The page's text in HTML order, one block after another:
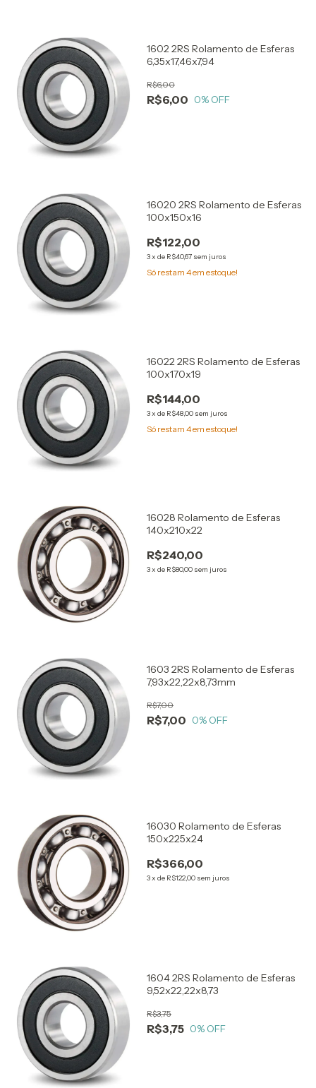
1602 2RS Rolamento de Esferas
6,35x17,46x7,94
R$6,00
R$6,00
0% OFF
16020 2RS Rolamento de Esferas
100x150x16
R$122,00
3x de R$40,67 sem juros
Só restam 4em estoque!
16022 2RS Rolamento de Esferas
100x170x19
R$144,00
3x de R$48,00 sem juros
Só restam 4em estoque!
16028 Rolamento de Esferas
140x210x22
R$240,00
3x de R$80,00 sem juros
1603 2RS Rolamento de Esferas
7,93x22,22x8,73mm
R$7,00
R$7,00
0% OFF
16030 Rolamento de Esferas
150x225x24
R$366,00
3x de R$122,00 sem juros
1604 2RS Rolamento de Esferas
9,52x22,22x8,73
R$3,75
R$3,75
0% OFF